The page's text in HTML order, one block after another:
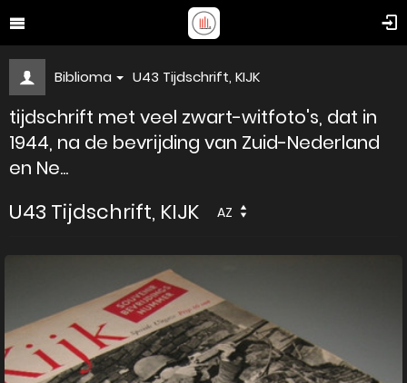
Biblioma U43 Tijdschrift, KIJK
tijdschrift met veel zwart-witfoto's, dat in
1944, na de bevrijding van Zuid-Nederland
en Ne...
U43 Tijdschrift, KIJK AZ